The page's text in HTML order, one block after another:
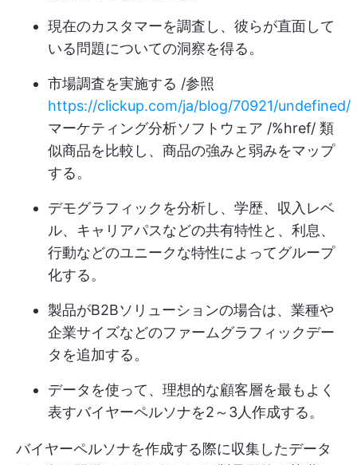
現在のカスタマーを調査し、彼らが直面して
いる問題についての洞察を得る。
市場調査を実施する /参照
https://clickup.com/ja/blog/70921/undefined/
マーケティング分析ソフトウェア /%href/ 類
似商品を比較し、商品の強みと弱みをマップ
する。
デモグラフィックを分析し、学歴、収入レベ
ル、キャリアパスなどの共有特性と、利息、
行動などのユニークな特性によってグループ
化する。
製品がB2Bソリューションの場合は、業種や
企業サイズなどのファームグラフィックデー
タを追加する。
データを使って、理想的な顧客層を最もよく
表すバイヤーペルソナを2～3人作成する。
バイヤーペルソナを作成する際に収集したデータ